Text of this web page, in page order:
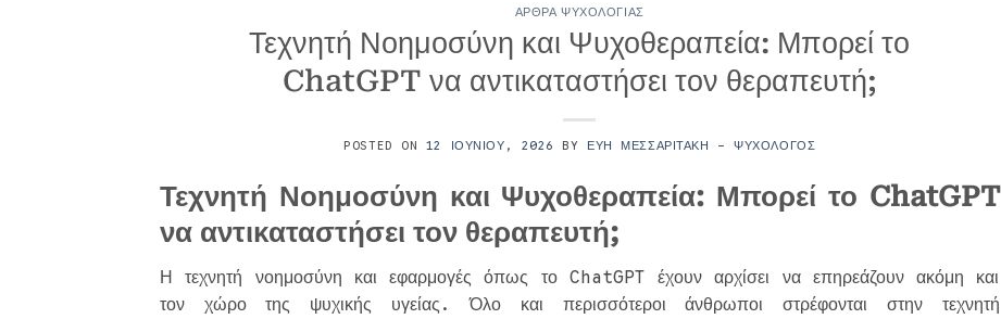
ΆΡΘΡΑ ΨΥΧΟΛΟΓΊΑΣ
Τεχνητή Νοημοσύνη και Ψυχοθεραπεία: Μπορεί το
ChatGPT να αντικαταστήσει τον θεραπευτή;
POSTED ON 12 ΙΟΥΝΊΟΥ, 2026 BY ΕΎΗ ΜΕΣΣΑΡΙΤΆΚΗ - ΨΥΧΟΛΌΓΟΣ
Τεχνητή Νοημοσύνη και Ψυχοθεραπεία: Μπορεί το ChatGPT
να αντικαταστήσει τον θεραπευτή;
Η τεχνητή νοημοσύνη και εφαρμογές όπως το ChatGPT έχουν αρχίσει να επηρεάζουν ακόμη και
τον χώρο της ψυχικής υγείας. Όλο και περισσότεροι άνθρωποι στρέφονται στην τεχνητή